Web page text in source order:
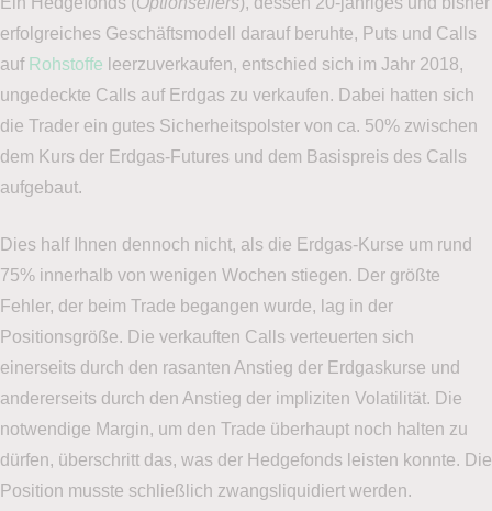
erfolgreiches Geschäftsmodell darauf beruhte, Puts und Calls
auf Rohstoffe leerzuverkaufen, entschied sich im Jahr 2018,
ungedeckte Calls auf Erdgas zu verkaufen. Dabei hatten sich
die Trader ein gutes Sicherheitspolster von ca. 50% zwischen
dem Kurs der Erdgas-Futures und dem Basispreis des Calls
aufgebaut.
Dies half Ihnen dennoch nicht, als die Erdgas-Kurse um rund
75% innerhalb von wenigen Wochen stiegen. Der größte
Fehler, der beim Trade begangen wurde, lag in der
Positionsgröße. Die verkauften Calls verteuerten sich
einerseits durch den rasanten Anstieg der Erdgaskurse und
andererseits durch den Anstieg der impliziten Volatilität. Die
notwendige Margin, um den Trade überhaupt noch halten zu
dürfen, überschritt das, was der Hedgefonds leisten konnte. Die
Position musste schließlich zwangsliquidiert werden.